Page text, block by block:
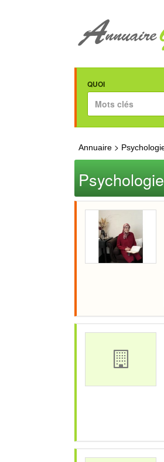
QUOI
Annuaire >